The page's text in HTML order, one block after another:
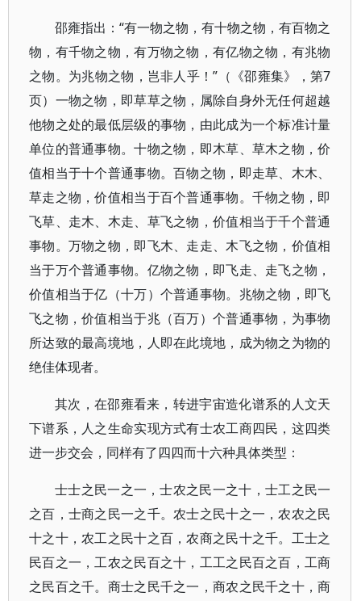
邵雍指出：“有一物之物，有十物之物，有百物之
物，有千物之物，有万物之物，有亿物之物，有兆物
之物。为兆物之物，岂非人乎！”（《邵雍集》，第7
页）一物之物，即草草之物，属除自身外无任何超越
他物之处的最低层级的事物，由此成为一个标准计量
单位的普通事物。十物之物，即木草、草木之物，价
值相当于十个普通事物。百物之物，即走草、木木、
草走之物，价值相当于百个普通事物。千物之物，即
飞草、走木、木走、草飞之物，价值相当于千个普通
事物。万物之物，即飞木、走走、木飞之物，价值相
当于万个普通事物。亿物之物，即飞走、走飞之物，
价值相当于亿（十万）个普通事物。兆物之物，即飞
飞之物，价值相当于兆（百万）个普通事物，为事物
所达致的最高境地，人即在此境地，成为物之为物的
绝佳体现者。
其次，在邵雍看来，转进宇宙造化谱系的人文天
下谱系，人之生命实现方式有士农工商四民，这四类
进一步交会，同样有了四四而十六种具体类型：
士士之民一之一，士农之民一之十，士工之民一
之百，士商之民一之千。农士之民十之一，农农之民
十之十，农工之民十之百，农商之民十之千。工士之
民百之一，工农之民百之十，工工之民百之百，工商
之民百之千。商士之民千之一，商农之民千之十，商